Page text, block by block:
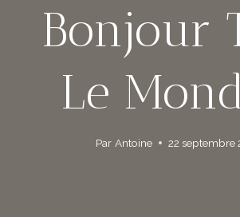
Bonjour
Le
Par Antoine 22 septembre